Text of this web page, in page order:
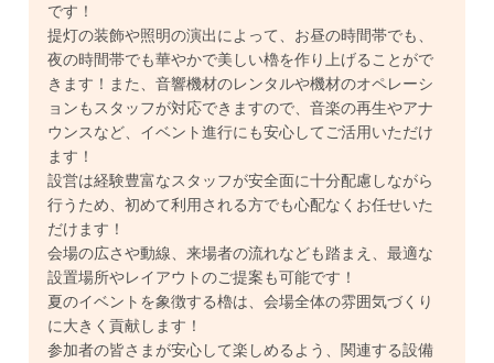
です！
提灯の装飾や照明の演出によって、お昼の時間帯でも、
夜の時間帯でも華やかで美しい櫓を作り上げることがで
きます！また、音響機材のレンタルや機材のオペレーシ
ョンもスタッフが対応できますので、音楽の再生やアナ
ウンスなど、イベント進行にも安心してご活用いただけ
ます！
設営は経験豊富なスタッフが安全面に十分配慮しながら
行うため、初めて利用される方でも心配なくお任せいた
だけます！
会場の広さや動線、来場者の流れなども踏まえ、最適な
設置場所やレイアウトのご提案も可能です！
夏のイベントを象徴する櫓は、会場全体の雰囲気づくり
に大きく貢献します！
参加者の皆さまが安心して楽しめるよう、関連する設備